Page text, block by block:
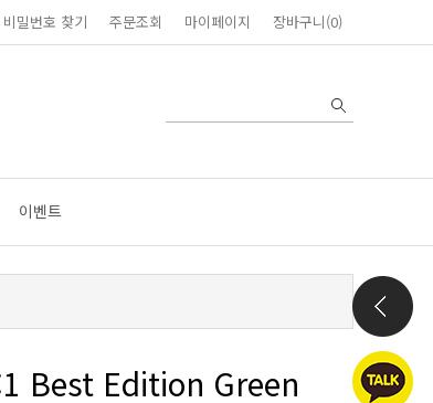
비밀번호 찾기 주문조회 마이페이지 장바구니(0)
이벤트